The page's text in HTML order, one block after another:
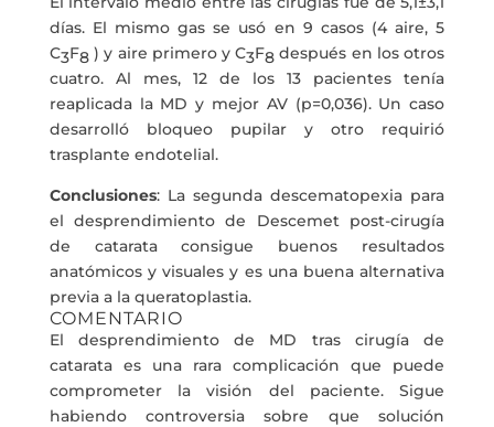
días. El mismo gas se usó en 9 casos (4 aire, 5
C3F8 ) y aire primero y C3F8 después en los otros
cuatro. Al mes, 12 de los 13 pacientes tenía
reaplicada la MD y mejor AV (p=0,036). Un caso
desarrolló bloqueo pupilar y otro requirió
trasplante endotelial.
Conclusiones: La segunda descematopexia para
el desprendimiento de Descemet post-cirugía
de catarata consigue buenos resultados
anatómicos y visuales y es una buena alternativa
previa a la queratoplastia.
COMENTARIO
El desprendimiento de MD tras cirugía de
catarata es una rara complicación que puede
comprometer la visión del paciente. Sigue
habiendo controversia sobre que solución